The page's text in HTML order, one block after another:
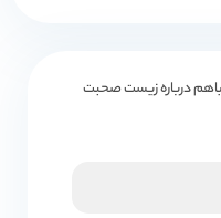
باهم درباره زیست صحبت